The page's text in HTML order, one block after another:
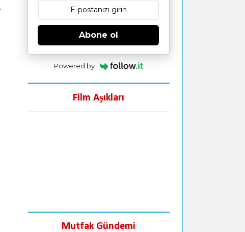
Abone ol
Powered by
Film Aşıkları
Mutfak Gündemi